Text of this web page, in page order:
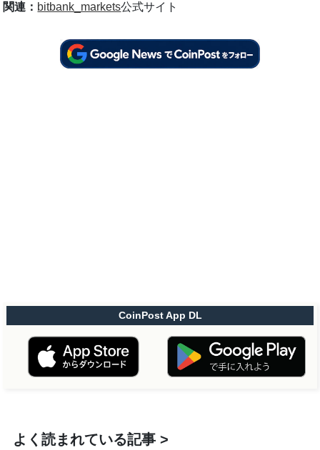
関連： bitbank_markets公式サイト
CoinPost App DL
よく読まれている記事